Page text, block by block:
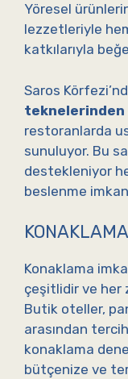
Yöresel
lezzetleriyle
katkılarıyla
Saros
teknelerinden
restoranlarda
sunuluyor. Bu
destekleniyor
beslenme
Konaklama
çeşitlidir ve her
Butik oteller,
arasından
konaklama
bütçenize ve